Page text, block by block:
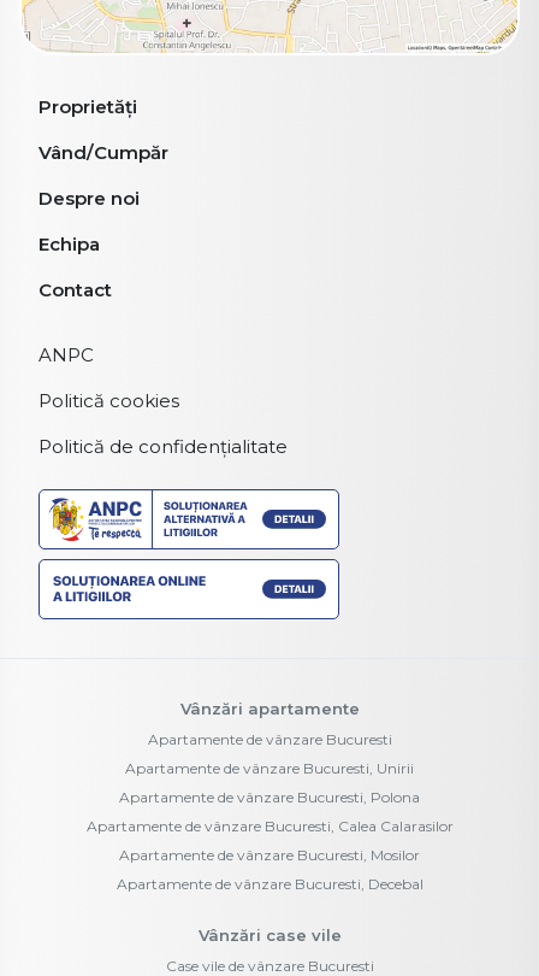
Proprietăți
Vând/Cumpăr
Despre noi
Echipa
Contact
ANPC
Politică cookies
Politică de confidențialitate
Vânzări apartamente
Apartamente de vânzare Bucuresti
Apartamente de vânzare Bucuresti, Unirii
Apartamente de vânzare Bucuresti, Polona
Apartamente de vânzare Bucuresti, Calea Calarasilor
Apartamente de vânzare Bucuresti, Mosilor
Apartamente de vânzare Bucuresti, Decebal
Vânzări case vile
Case vile de vânzare Bucuresti